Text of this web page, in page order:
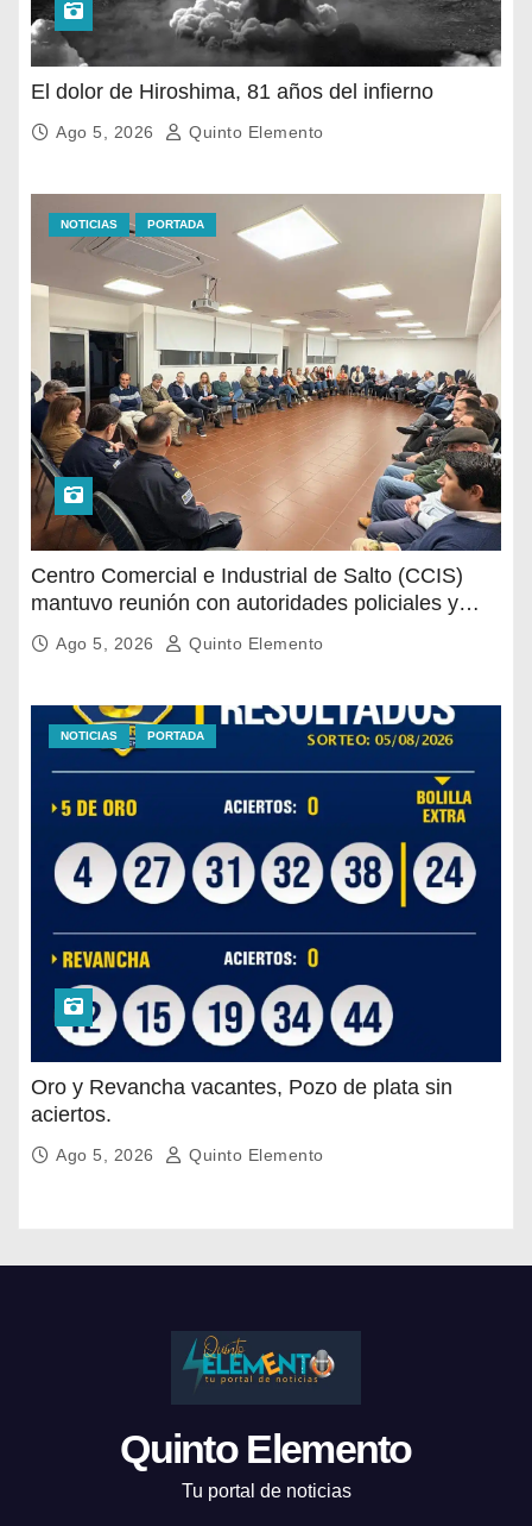
El dolor de Hiroshima, 81 años del infierno
Ago 5, 2026 Quinto Elemento
NOTICIAS PORTADA
Centro Comercial e Industrial de Salto (CCIS)
mantuvo reunión con autoridades policiales y
departamentales para abordar la situación de
seguridad en distintas zonas comerciales de la
Ago 5, 2026 Quinto Elemento
NOTICIAS PORTADA
Oro y Revancha vacantes, Pozo de plata sin
aciertos.
Ago 5, 2026 Quinto Elemento
Quinto Elemento
Tu portal de noticias